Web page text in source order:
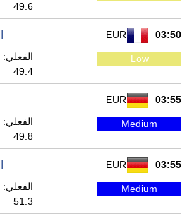
49.6
03:50
EUR
Low
الفعلي:
49.4
03:55
EUR
Medium
الفعلي:
49.8
03:55
EUR
Medium
الفعلي:
51.3